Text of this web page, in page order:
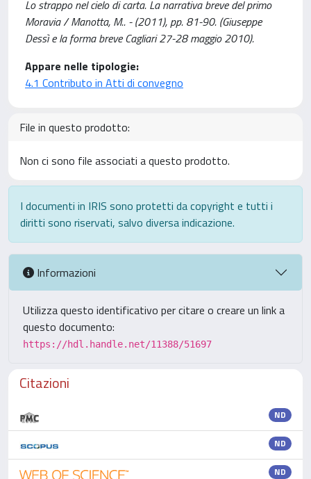
Lo strappo nel cielo di carta. La narrativa breve del primo
Moravia / Manotta, M.. - (2011), pp. 81-90. (Giuseppe
Dessì e la forma breve Cagliari 27-28 maggio 2010).
Appare nelle tipologie:
4.1 Contributo in Atti di convegno
File in questo prodotto:
Non ci sono file associati a questo prodotto.
I documenti in IRIS sono protetti da copyright e tutti i
diritti sono riservati, salvo diversa indicazione.
Informazioni
Utilizza questo identificativo per citare o creare un link a
questo documento:
https://hdl.handle.net/11388/51697
Citazioni
ND
ND
ND